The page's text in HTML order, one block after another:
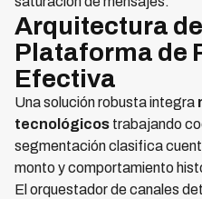
Arquitectura
Plataforma de
Efectiva
Una solución robusta integra
tecnológicos trabajando
segmentación clasifica
monto y comportamiento
El orquestador de canales